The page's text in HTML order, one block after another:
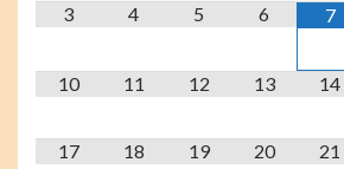
3 4 5 6 7
10 11 12 13 14
17 18 19 20 21